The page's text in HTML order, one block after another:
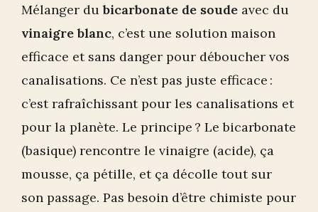
Mélanger dubicarbonate de soude avec du
vinaigre blanc, c’est une solution maison
efficace et sans danger pour déboucher vos
canalisations. Ce n’est pas juste efficace :
c’est rafraîchissant pour les canalisations et
pour la planète. Le principe ? Le bicarbonate
(basique) rencontre le vinaigre (acide), ça
mousse, ça pétille, et ça décolle tout sur
son passage. Pas besoin d’être chimiste pour